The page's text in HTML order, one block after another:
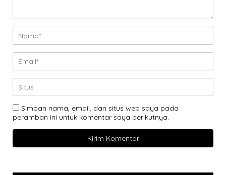
Simpan nama, email, dan situs web saya pada
peramban ini untuk komentar saya berikutnya.